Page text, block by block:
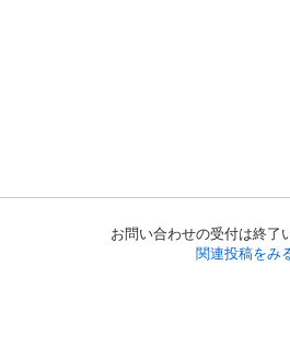
お問い合わせの受付は終了
関連投稿をみ